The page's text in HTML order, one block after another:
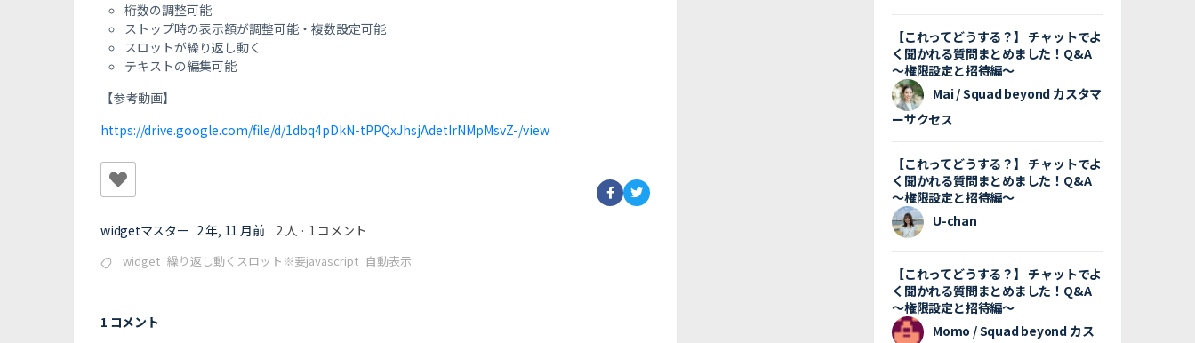
桁数の調整可能
ストップ時の表示額が調整可能・複数設定可能
スロットが繰り返し動く
テキストの編集可能
【参考動画】
https://drive.google.com/file/d/1dbq4pDkN-tPPQxJhsjAdetIrNMpMsvZ-/view
widgetマスター 2 年, 11 月前 2 人 · 1 コメント
widget 繰り返し動くスロット※要javascript 自動表示
1 コメント
【これってどうする？】 チャットでよ
く聞かれる質問まとめました！Q&A
〜権限設定と招待編〜
Mai / Squad beyond カスタマ
ーサクセス
【これってどうする？】 チャットでよ
く聞かれる質問まとめました！Q&A
〜権限設定と招待編〜
U-chan
【これってどうする？】 チャットでよ
く聞かれる質問まとめました！Q&A
〜権限設定と招待編〜
Momo / Squad beyond カス